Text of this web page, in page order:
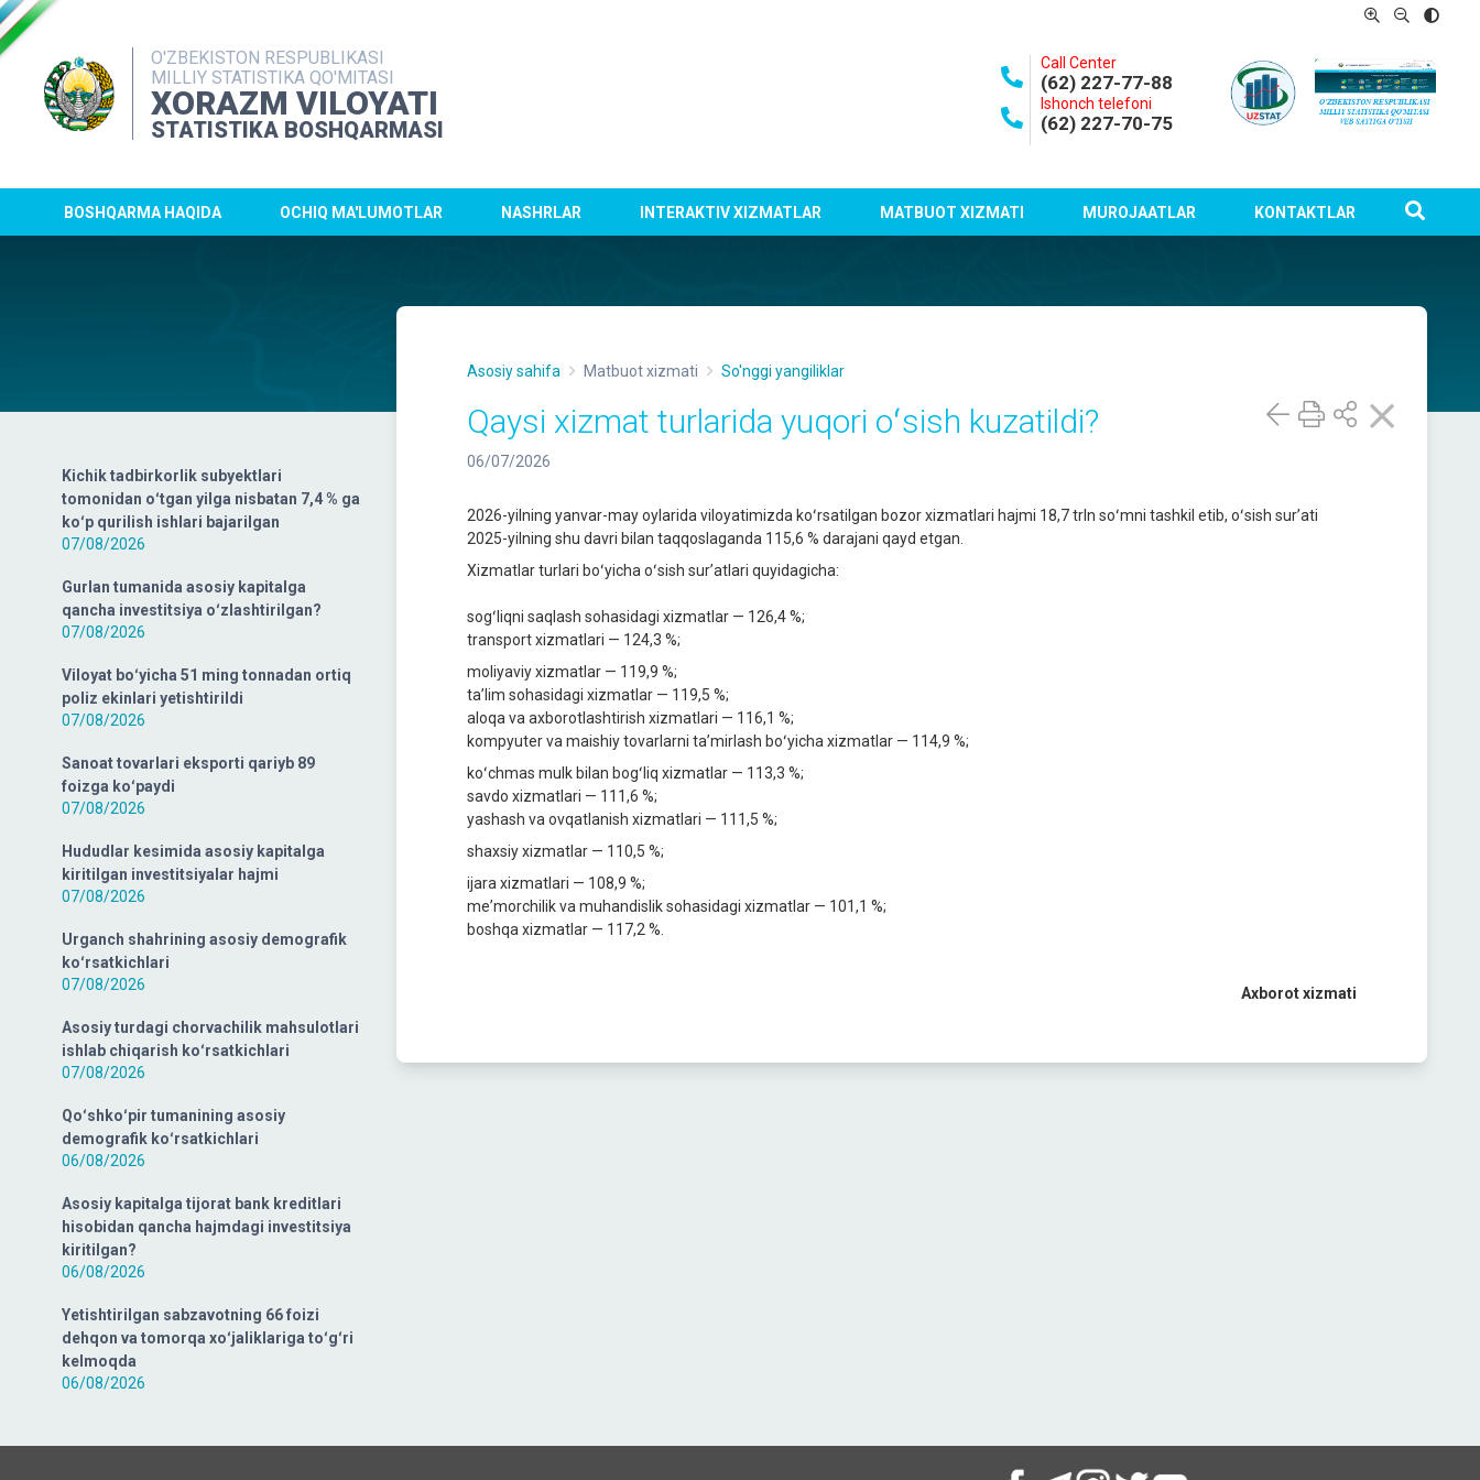
O'ZBEKISTON RESPUBLIKASI
MILLIY STATISTIKA QO'MITASI
XORAZM VILOYATI
STATISTIKA BOSHQARMASI
Call Center
(62) 227-77-88
Ishonch telefoni
(62) 227-70-75
BOSHQARMA HAQIDA OCHIQ MA'LUMOTLAR NASHRLAR INTERAKTIV XIZMATLAR MATBUOT XIZMATI MUROJAATLAR KONTAKTLAR
Kichik tadbirkorlik subyektlari
tomonidan oʻtgan yilga nisbatan 7,4 % ga
koʻp qurilish ishlari bajarilgan
07/08/2026
Gurlan tumanida asosiy kapitalga
qancha investitsiya oʻzlashtirilgan?
07/08/2026
Viloyat boʻyicha 51 ming tonnadan ortiq
poliz ekinlari yetishtirildi
07/08/2026
Sanoat tovarlari eksporti qariyb 89
foizga koʻpaydi
07/08/2026
Hududlar kesimida asosiy kapitalga
kiritilgan investitsiyalar hajmi
07/08/2026
Urganch shahrining asosiy demografik
koʻrsatkichlari
07/08/2026
Asosiy turdagi chorvachilik mahsulotlari
ishlab chiqarish koʻrsatkichlari
07/08/2026
Qoʻshkoʻpir tumanining asosiy
demografik koʻrsatkichlari
06/08/2026
Asosiy kapitalga tijorat bank kreditlari
hisobidan qancha hajmdagi investitsiya
kiritilgan?
06/08/2026
Yetishtirilgan sabzavotning 66 foizi
dehqon va tomorqa xoʻjaliklariga toʻgʻri
kelmoqda
06/08/2026
Asosiy sahifa Matbuot xizmati So'nggi yangiliklar
Qaysi xizmat turlarida yuqori oʻsish kuzatildi?
06/07/2026
2026-yilning yanvar-may oylarida viloyatimizda koʻrsatilgan bozor xizmatlari hajmi 18,7 trln soʻmni tashkil etib, oʻsish surʼati
2025-yilning shu davri bilan taqqoslaganda 115,6 % darajani qayd etgan.
Xizmatlar turlari boʻyicha oʻsish surʼatlari quyidagicha:
sogʻliqni saqlash sohasidagi xizmatlar — 126,4 %;
transport xizmatlari — 124,3 %;
moliyaviy xizmatlar — 119,9 %;
taʼlim sohasidagi xizmatlar — 119,5 %;
aloqa va axborotlashtirish xizmatlari — 116,1 %;
kompyuter va maishiy tovarlarni taʼmirlash boʻyicha xizmatlar — 114,9 %;
koʻchmas mulk bilan bogʻliq xizmatlar — 113,3 %;
savdo xizmatlari — 111,6 %;
yashash va ovqatlanish xizmatlari — 111,5 %;
shaxsiy xizmatlar — 110,5 %;
ijara xizmatlari — 108,9 %;
meʼmorchilik va muhandislik sohasidagi xizmatlar — 101,1 %;
boshqa xizmatlar — 117,2 %.
Axborot xizmati